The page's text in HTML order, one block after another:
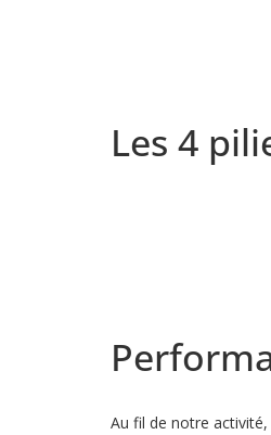
Les 4
Au fil de notre